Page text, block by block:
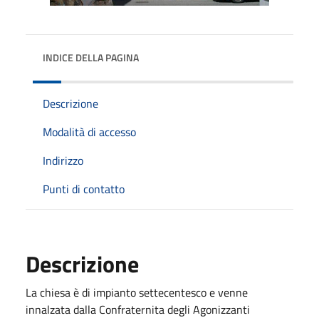
INDICE DELLA PAGINA
Descrizione
Modalità di accesso
Indirizzo
Punti di contatto
Descrizione
La chiesa è di impianto settecentesco e venne
innalzata dalla Confraternita degli Agonizzanti